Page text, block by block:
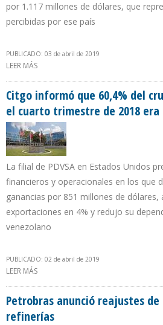
por 1.117 millones de dólares, que
percibidas por ese país
PUBLICADO: 03 de abril de 2019
LEER MÁS
Citgo informó que 60,4% del
el cuarto trimestre de 2018 era
La filial de PDVSA en Estados Unidos
financieros y operacionales en los que
ganancias por 851 millones de dólares,
exportaciones en 4% y redujo su
venezolano
PUBLICADO: 02 de abril de 2019
LEER MÁS
Petrobras anunció reajustes
refinerías